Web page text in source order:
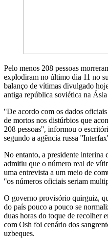
Pelo menos 208 pessoas
explodiram no último dia 11 no
balanço de vítimas divulgado
antiga república soviética na
''De acordo com os dados
de mortos nos distúrbios que
208 pessoas'', informou o
segundo a agência russa
No entanto, a presidente interina
admitiu que o número real de
uma entrevista a um meio de
''os números oficiais seriam
O governo provisório quirguiz,
do país pouco a pouco se
duas horas do toque de recolher
com Osh foi cenário dos
uzbeques.